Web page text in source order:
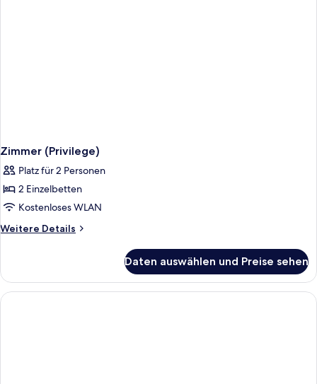
Zimmer (Privilege)
Platz für 2 Personen
2 Einzelbetten
Kostenloses WLAN
Weitere Details
Weitere
(Privilege)
Daten auswählen und Preise sehen